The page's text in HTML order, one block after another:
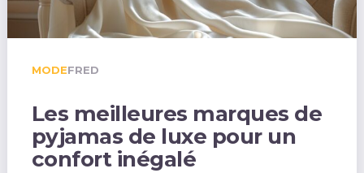
MODEFRED
Les meilleures marques de
pyjamas de luxe pour un
confort inégalé